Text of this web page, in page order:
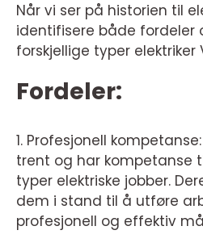
Når vi ser på historien til
identifisere både fordeler
forskjellige typer elektriker
Fordeler:
1. Profesjonell
trent og har kompetanse
typer elektriske jobber.
dem i stand til å utføre
profesjonell og effektiv